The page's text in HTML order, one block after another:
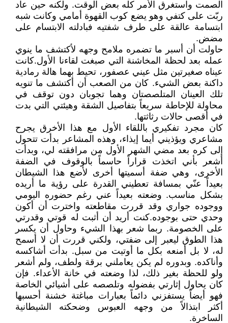
الصمت واستغرق الأمر كله بعض الوقت. ولكنه حين عاد
ربّت على كتفي وهو يضع كوب القهوة أمامي وكانت شبه
ابتسامة عالقة على طرف شفتيه فبادلته الابتسام على
مضض.
حاولت أن أسبر ما تضمره ملامح وجهه لأكتشف ما ينوي
عمله بعد لحظة المخاشنة التي صبغت لقاءنا الأول.كانت
عيناه صغيرتين مثل عيني عصفور، تحيط بهما هالة رمادية
داكنة بعض الشيء. كان من الصعب أن أكتشف ما تنويه
تلك العينان المتلصصتان وهما تجوبان دون توقف في
محاولة للإحاطة سريعاً بتفاصيل الشقة وهيئتي التي بدت
في أقصى حالات رثاثتها.
كان مجرد تفكيري باللقاء الأول مع هذا الأخرق يجرح
مشاعري ويؤذيني أيما إيذاء، وهذه المشاعر بدأت تتحول
إلى كره بعد مضي الشهر الأول من مرافقته لي، وبدأت
أشعر بأني اتخذت قراراً حاسماً بالوقوف في الضفة
الأخرى، وهي ضفة أسميتها أخرى لأضع هذا الشيطان
بعيداً عنّي بمسافة تعطيني القدرة على رؤية ما أريده
بشكل مناسب. وضعته بعيداً عني رغم حضوره اليومي
ووجوده جواري وقد قررت مقاطعته واخترت أن أكون
وحدي حتى بوجوده.كنت أريد أن أثبت له قوتي وقدرتي
على الخصومة. ربما شعر بهذا الشيء وحاول أن يكسر
هذا الطوق ليعبر إلى ضفتي، ولكني قررت أن لا أسمح
له، لا بل أمنعه بكل ما أوتيت من سبل. بدأت أشاكسه
وأناكده. وبدوره لم يكن يعاملني برقة ولطف، ولم أشعر
ولو للحظة بغير ذلك، لذا وضعته في خانة الأعداء. فإن
كان يحاول إثارتي بفضوله وتلصصه على أشيائي الخاصة
فهو أيضاً يستفزني دائماً بعبارات مباغتة خشنة أحسبها
أكثر ابتذالاً من وجهه العبوس وضحكته الشيطانية
الساخرة.